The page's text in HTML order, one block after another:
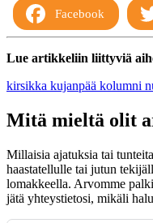
Facebook
Lue artikkeliin liittyviä
kirsikka kujanpää kolumni
Mitä mieltä olit
Millaisia ajatuksia tai
haastatellulle tai jutun
lomakkeella. Arvomme
jätä yhteystietosi, mikäli